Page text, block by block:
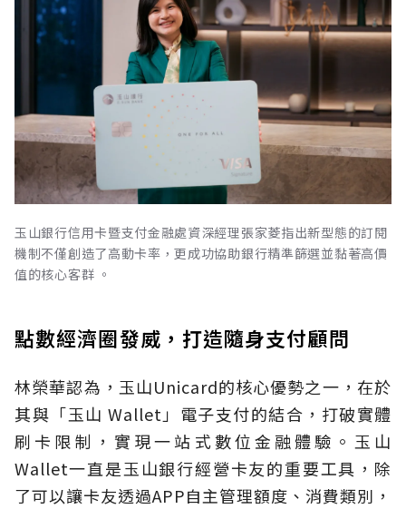
玉山銀行信用卡暨支付金融處資深經理張家菱指出新型態的訂閱
機制不僅創造了高動卡率，更成功協助銀行精準篩選並黏著高價
值的核心客群 。
點數經濟圈發威，打造隨身支付顧問
林榮華認為，玉山Unicard的核心優勢之一，在於
其與「玉山 Wallet」電子支付的結合，打破實體
刷卡限制，實現一站式數位金融體驗。玉山
Wallet一直是玉山銀行經營卡友的重要工具，除
了可以讓卡友透過APP自主管理額度、消費類別，